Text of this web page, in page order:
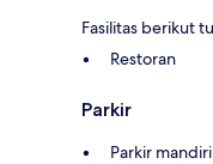
Fasilitas berikut
Restoran
Parkir
Parkir